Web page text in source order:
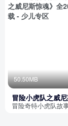
50.50MB
冒险小虎队之威
冒险奇特小虎队故